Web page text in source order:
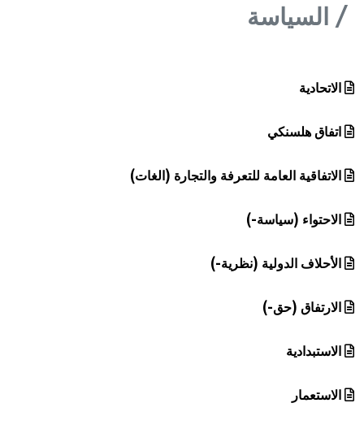
هيئة الموسوعة العربية تطلق موسوعات جديدة في عام 2026
السياسة
الاتحادية
اتفاق هلسنكي
الاتفاقية العامة للتعرفة والتجارة (الغات)
الاحتواء (سياسة-)
الأحلاف الدولية (نظرية-)
الارتفاق (حق-)
الاستبدادية
الاستعمار